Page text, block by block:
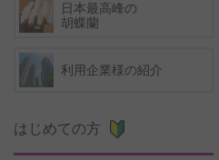
日本最高峰の
胡蝶蘭
利用企業様の紹介
はじめての方